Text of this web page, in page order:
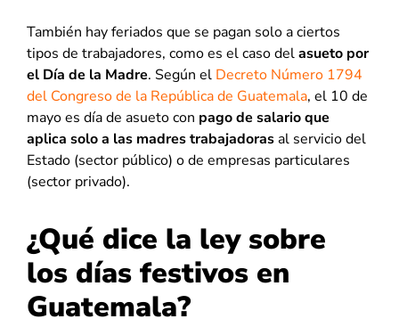
También hay feriados que se pagan solo a ciertos
tipos de trabajadores, como es el caso delasueto por
el Día de la Madre. Según el Decreto Número 1794
del Congreso de la República de Guatemala, el 10 de
mayo es día de asueto con pago de salario que
aplica solo a las madres trabajadorasal servicio del
Estado (sector público) o de empresas particulares
(sector privado).
¿Qué dice la ley sobre
los días festivos en
Guatemala?